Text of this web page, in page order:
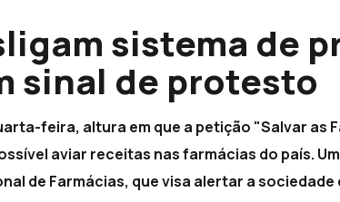
sistema de
sinal de protesto
feira, altura em que a petição "Salvar as
aviar receitas nas farmácias do país.
de Farmácias, que visa alertar a